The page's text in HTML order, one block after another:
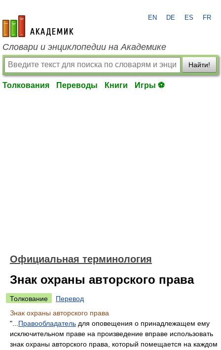
academic.ru
EN DE ES FR
Словари и энциклопедии на Академике
Найти!
Толкования Переводы Книги Игры ⚽
Официальная терминология
Знак охраны авторского права
Толкование
Перевод
Знак охраны авторского права
"... Правообладатель для оповещения о принадлежащем ему
исключительном праве на произведение вправе использовать
знак охраны авторского права, который помещается на каждом